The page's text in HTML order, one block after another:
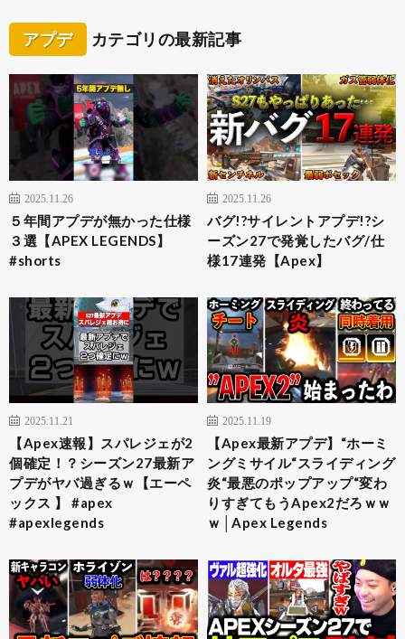
アプデ カテゴリの最新記事
2025.11.26
５年間アプデが無かった仕様
３選【APEX LEGENDS】
#shorts
2025.11.26
バグ!?サイレントアプデ!?シ
ーズン27で発覚したバグ/仕
様17連発【Apex】
2025.11.21
【Apex速報】スパレジェが2
個確定！？シーズン27最新ア
プデがヤバ過ぎるｗ【エーペ
ックス 】 #apex
#apexlegends
2025.11.19
【Apex最新アプデ】“ホーミ
ングミサイル“スライディング
炎“最悪のポップアップ“変わ
りすぎてもうApex2だろｗｗ
ｗ│Apex Legends